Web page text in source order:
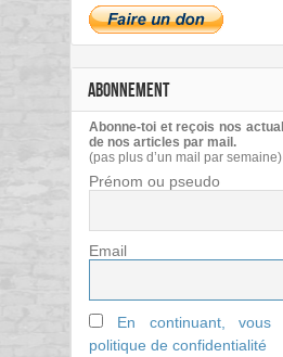
ABONNEMENT
Abonne-toi et reçois nos
de nos articles par mail.
(pas plus d’un mail par semaine)
Prénom ou pseudo
Email
En continuant, vous
politique de confidentialité